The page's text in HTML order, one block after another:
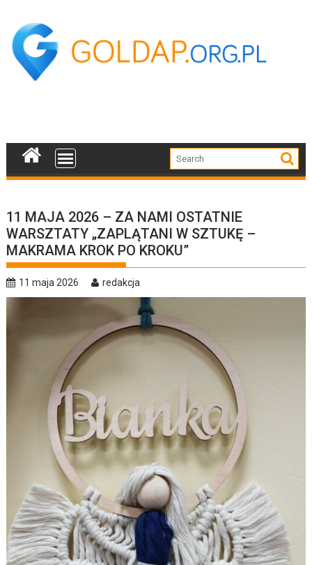
content
11 MAJA 2026 – ZA NAMI OSTATNIE
WARSZTATY „ZAPLĄTANI W SZTUKĘ –
MAKRAMA KROK PO KROKU”
11 maja 2026 redakcja